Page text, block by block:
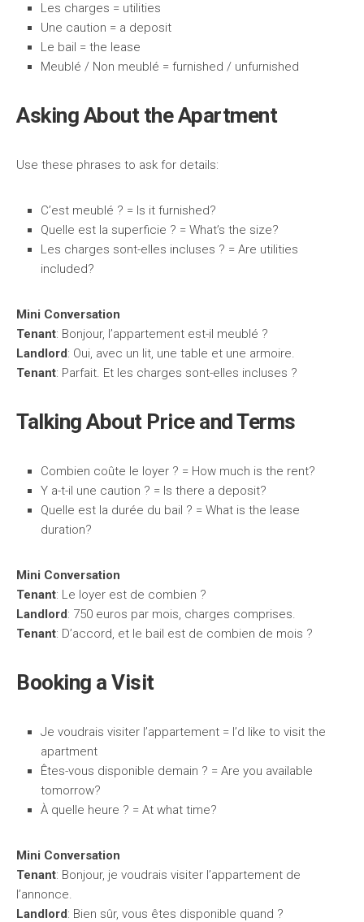
Les charges = utilities
Une caution = a deposit
Le bail = the lease
Meublé / Non meublé = furnished / unfurnished
Asking About the Apartment
Use these phrases to ask for details:
C’est meublé ? = Is it furnished?
Quelle est la superficie ? = What’s the size?
Les charges sont-elles incluses ? = Are utilities
included?
Mini Conversation
Tenant: Bonjour, l’appartement est-il meublé ?
Landlord: Oui, avec un lit, une table et une armoire.
Tenant: Parfait. Et les charges sont-elles incluses ?
Talking About Price and Terms
Combien coûte le loyer ? = How much is the rent?
Y a-t-il une caution ? = Is there a deposit?
Quelle est la durée du bail ? = What is the lease
duration?
Mini Conversation
Tenant: Le loyer est de combien ?
Landlord: 750 euros par mois, charges comprises.
Tenant: D’accord, et le bail est de combien de mois ?
Booking a Visit
Je voudrais visiter l’appartement = I’d like to visit the
apartment
Êtes-vous disponible demain ? = Are you available
tomorrow?
À quelle heure ? = At what time?
Mini Conversation
Tenant: Bonjour, je voudrais visiter l’appartement de
l’annonce.
Landlord: Bien sûr, vous êtes disponible quand ?